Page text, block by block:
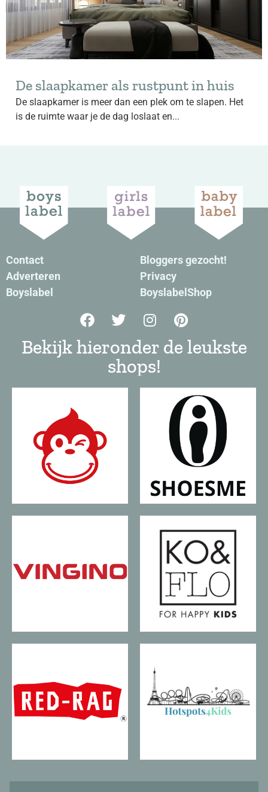
De slaapkamer als rustpunt in huis
De slaapkamer is meer dan een plek om te slapen. Het
is de ruimte waar je de dag loslaat en...
Contact
Adverteren
Boyslabel
Bloggers gezocht!
Privacy
BoyslabelShop
Bekijk hieronder de leukste
shops!